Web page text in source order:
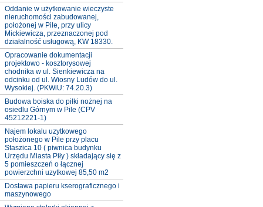
Oddanie w użytkowanie wieczyste
nieruchomości zabudowanej,
położonej w Pile, przy ulicy
Mickiewicza, przeznaczonej pod
działalność usługową, KW 18330.
Opracowanie dokumentacji
projektowo - kosztorysowej
chodnika w ul. Sienkiewicza na
odcinku od ul. Wiosny Ludów do ul.
Wysokiej. (PKWiU: 74.20.3)
Budowa boiska do piłki nożnej na
osiedlu Górnym w Pile (CPV
45212221-1)
Najem lokalu uzytkowego
położonego w Pile przy placu
Staszica 10 ( piwnica budynku
Urzędu Miasta Piły ) składający się z
5 pomieszczeń o łącznej
powierzchni uzytkowej 85,50 m2
Dostawa papieru kserograficznego i
maszynowego